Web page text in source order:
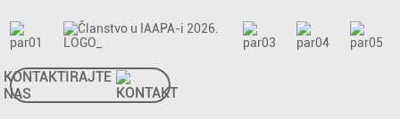
KONTAKTIRAJTE
NAS